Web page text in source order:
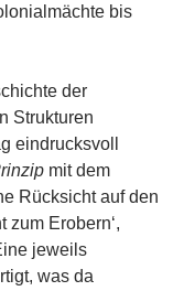
bis
der
Strukturen
eindrucksvoll
mit dem
Rücksicht auf den
zum Erobern‘,
jeweils
was da